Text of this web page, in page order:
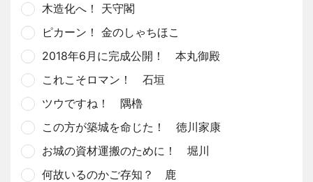
木造化へ！ 天守閣
ピカーン！ 金のしゃちほこ
2018年6月に完成公開！ 本丸御殿
これこそロマン！ 石垣
ツウですね！ 隅櫓
この方が築城を命じた！ 徳川家康
お城の資材運搬のために！ 堀川
何故いるのかご存知？ 鹿